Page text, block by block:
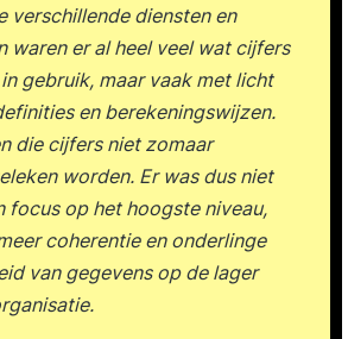
op verantwoordelijkheid en
Jouw GAP-analyse
van persoonlijke leerdoelen
de komende periode. 17:00
Dag 4 09:30 uur Start training
tussentijdse opdracht: High
Inzicht krijgen in individuele
ontwikkelbehoeften.
door gerichte
Actiegerichte
verschillende diensten en
waren er al heel veel wat cijfers
gebruik, maar vaak met licht
en berekenings­wijzen.
die cijfers niet zomaar
worden. Er was dus niet
focus op het hoogste niveau,
coherentie en onderlinge
van gegevens op de lager